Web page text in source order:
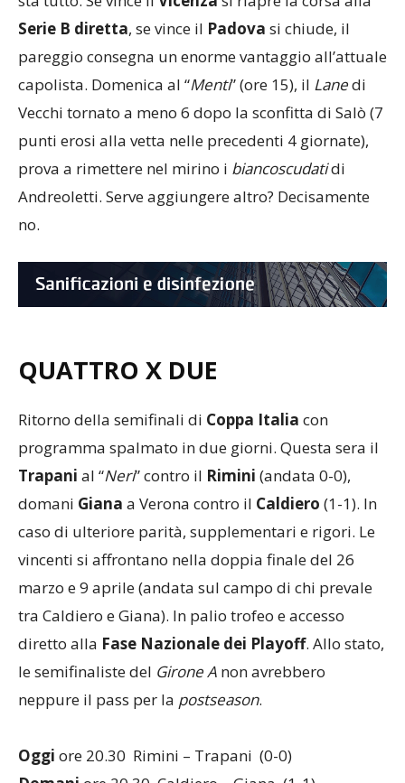
Serie B diretta, se vince ilPadovasi chiude, il
pareggio consegna un enorme vantaggio all’attuale
capolista. Domenica al “Menti” (ore 15), il Lanedi
Vecchi tornato a meno 6 dopo la sconfitta di Salò (7
punti erosi alla vetta nelle precedenti 4 giornate),
prova a rimettere nel mirino ibiancoscudatidi
Andreoletti. Serve aggiungere altro? Decisamente
no.
QUATTRO X DUE
programma spalmato in due giorni. Questa sera il
Trapanial “Neri” contro ilRimini(andata 0-0),
domani Gianaa Verona contro il Caldiero (1-1). In
caso di ulteriore parità, supplementari e rigori. Le
vincenti si affrontano nella doppia finale del 26
marzo e 9 aprile (andata sul campo di chi prevale
tra Caldiero e Giana). In palio trofeo e accesso
diretto allaFase Nazionale dei Playoff. Allo stato,
le semifinaliste delGirone Anon avrebbero
neppure il pass per la postseason.
Domaniore 20.30 Caldiero – Giana (1-1)